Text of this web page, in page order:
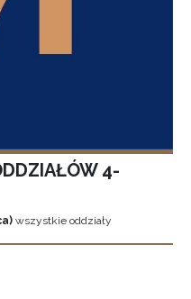
4-
wszystkie oddziały